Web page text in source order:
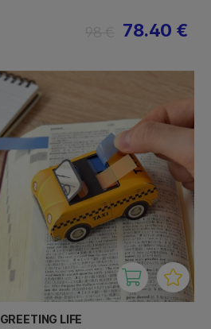
78.40 €
GREETING LIFE